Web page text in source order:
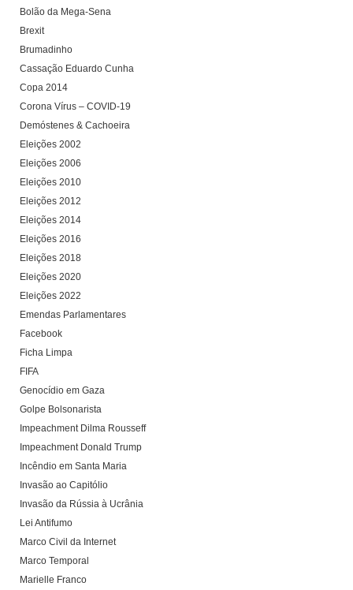
Bolão da Mega-Sena
Brexit
Brumadinho
Cassação Eduardo Cunha
Copa 2014
Corona Vírus – COVID-19
Demóstenes & Cachoeira
Eleições 2002
Eleições 2006
Eleições 2010
Eleições 2012
Eleições 2014
Eleições 2016
Eleições 2018
Eleições 2020
Eleições 2022
Emendas Parlamentares
Facebook
Ficha Limpa
FIFA
Genocídio em Gaza
Golpe Bolsonarista
Impeachment Dilma Rousseff
Impeachment Donald Trump
Incêndio em Santa Maria
Invasão ao Capitólio
Invasão da Rússia à Ucrânia
Lei Antifumo
Marco Civil da Internet
Marco Temporal
Marielle Franco